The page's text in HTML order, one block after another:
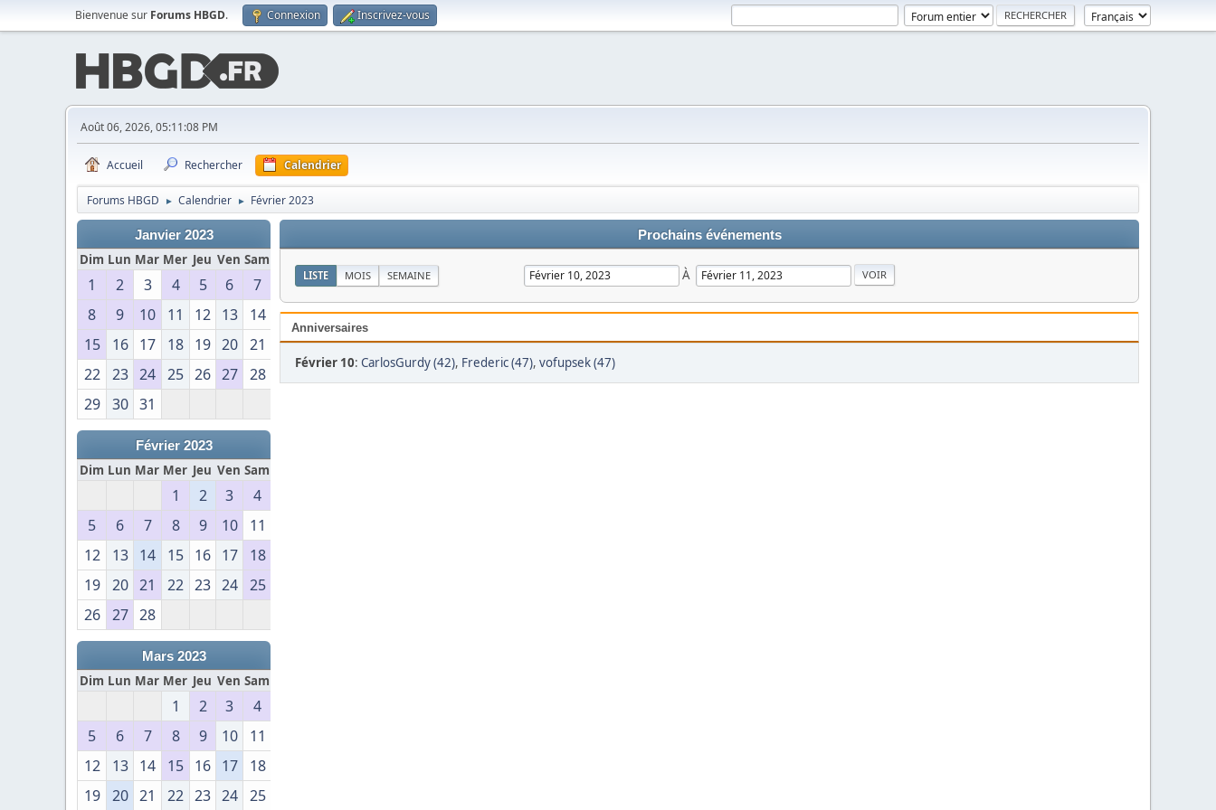
Bienvenue sur Forums HBGD. Connexion Inscrivez-vous
Août 06, 2026, 05:11:08 PM
Accueil Rechercher Calendrier
Forums HBGD ► Calendrier ► Février 2023
Janvier 2023
Dim Lun Mar Mer Jeu Ven Sam
1 2 3 4 5 6
7
8
9 10 11 12 13
14
15
16 17 18 19 20
21
22
23 24 25 26 27
28
29
30 31
Février 2023
Dim Lun Mar Mer Jeu Ven Sam
1 2 3
4
5
6 7 8 9 10
11
12
13 14 15 16 17
18
19
20 21 22 23 24
25
26
27 28
Mars 2023
Dim Lun Mar Mer Jeu Ven Sam
1 2 3
4
5
6 7 8 9 10
11
12
13 14 15 16 17
18
19
20 21 22 23 24 25
Prochains événements
LISTE MOIS SEMAINE À
Anniversaires
Février 10: CarlosGurdy (42), Frederic (47), vofupsek (47)